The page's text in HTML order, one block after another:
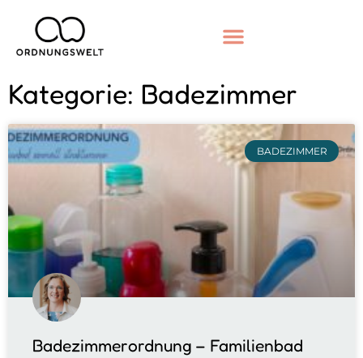
Kategorie: Badezimmer
BADEZIMMER
Badezimmerordnung – Familienbad